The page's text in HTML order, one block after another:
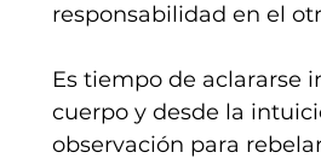
responsabilidad en el
Es tiempo de aclararse
cuerpo y desde la
observación para